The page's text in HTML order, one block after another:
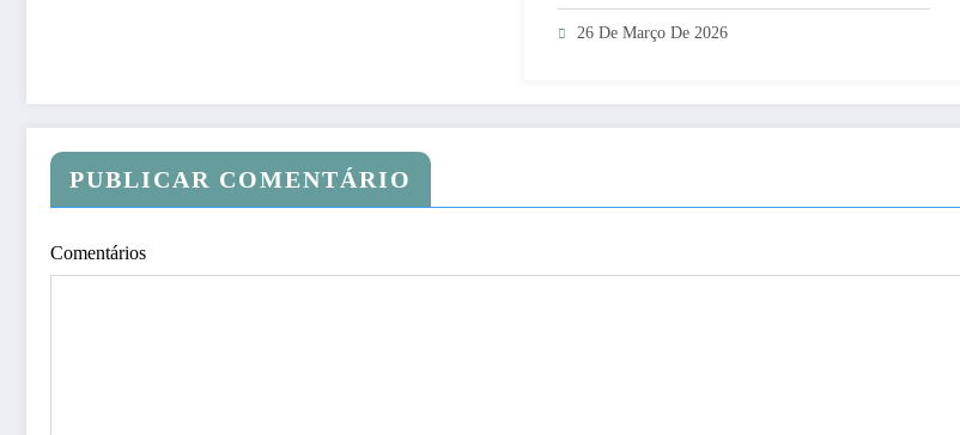
26 De Março De 2026
PUBLICAR COMENTÁRIO
Comentários